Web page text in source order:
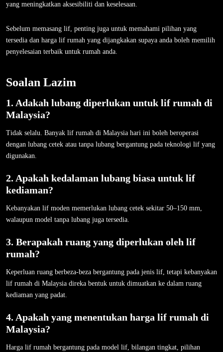
yang meningkatkan aksesibiliti dan keselesaan.
Sebelum memasang lif, penting juga untuk memahami pilihan yang
tersedia dan harga lif rumah yang dijangkakan supaya anda boleh memilih
penyelesaian terbaik untuk rumah anda.
Soalan Lazim
1. Adakah lubang diperlukan untuk lif rumah di
Malaysia?
Tidak selalu. Banyak lif rumah di Malaysia hari ini boleh beroperasi
dengan lubang cetek atau tanpa lubang bergantung pada teknologi lif yang
digunakan.
2. Apakah kedalaman lubang biasa untuk lif
kediaman?
Kebanyakan lif moden memerlukan lubang cetek sekitar 50–150 mm,
walaupun model tanpa lubang juga tersedia.
3. Berapakah ruang yang diperlukan oleh lif
rumah?
Keperluan ruang berbeza-beza bergantung pada jenis lif, tetapi kebanyakan
lif rumah di Malaysia direka bentuk untuk dimuatkan ke dalam ruang
kediaman yang padat.
4. Apakah yang menentukan harga lif rumah di
Malaysia?
Harga lif rumah bergantung pada model lif, bilangan tingkat, pilihan